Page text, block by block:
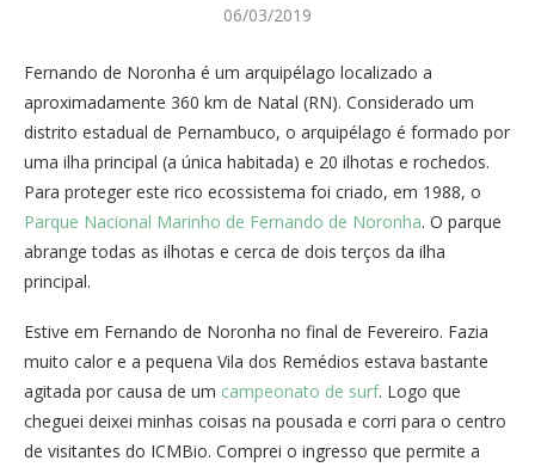
06/03/2019
Fernando de Noronha é um arquipélago localizado a
aproximadamente 360 km de Natal (RN). Considerado um
distrito estadual de Pernambuco, o arquipélago é formado por
uma ilha principal (a única habitada) e 20 ilhotas e rochedos.
Para proteger este rico ecossistema foi criado, em 1988, o
Parque Nacional Marinho de Fernando de Noronha. O parque
abrange todas as ilhotas e cerca de dois terços da ilha
principal.
Estive em Fernando de Noronha no final de Fevereiro. Fazia
muito calor e a pequena Vila dos Remédios estava bastante
agitada por causa de um campeonato de surf. Logo que
cheguei deixei minhas coisas na pousada e corri para o centro
de visitantes do ICMBio. Comprei o ingresso que permite a